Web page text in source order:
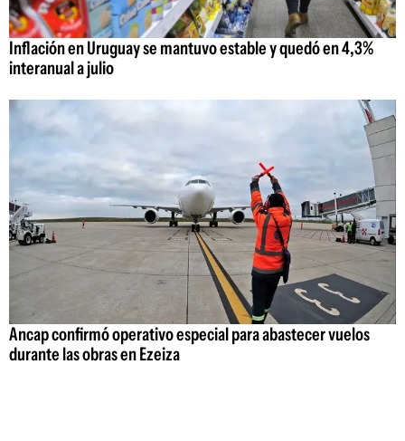
Inflación en Uruguay se mantuvo estable y quedó en 4,3%
interanual a julio
Ancap confirmó operativo especial para abastecer vuelos
durante las obras en Ezeiza